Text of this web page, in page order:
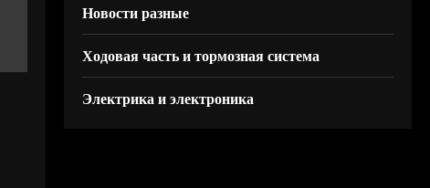
Новости разные
Ходовая часть и тормозная система
Электрика и электроника